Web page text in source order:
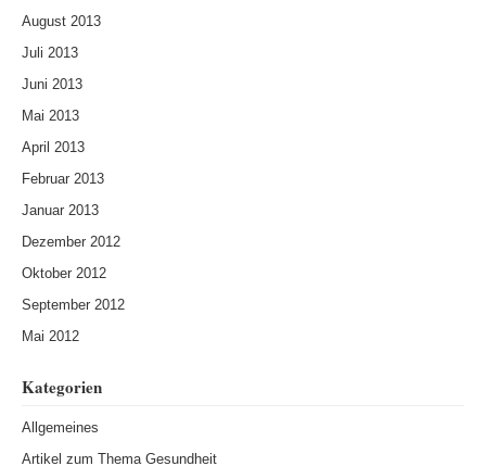
August 2013
Juli 2013
Juni 2013
Mai 2013
April 2013
Februar 2013
Januar 2013
Dezember 2012
Oktober 2012
September 2012
Mai 2012
Kategorien
Allgemeines
Artikel zum Thema Gesundheit